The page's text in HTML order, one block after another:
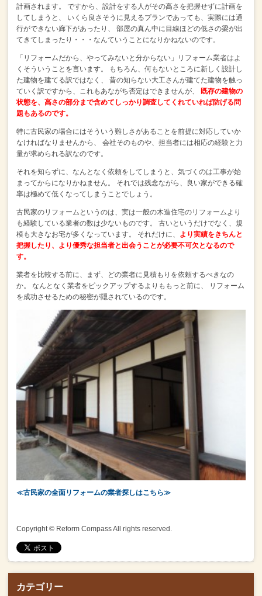
計画されます。
ですから、設計をする人がその高さを把握せずに計画を
してしまうと、
いくら良さそうに見えるプランであっても、実際には通
行ができない廊下があったり、
部屋の真ん中に目線ほどの低さの梁が出
てきてしまったり・・・なんていうことになりかねないのです。
「リフォームだから、やってみないと分からない」リフォーム業者はよ
くそういうことを言います。
もちろん、何もないところに新しく設計し
た建物を建てる訳ではなく、
昔の知らない大工さんが建てた建物を触っ
ていく訳ですから、これもあながち否定はできませんが、
既存の建物の
状態を、高さの部分まで含めてしっかり調査してくれていれば防げる問
題もあるのです。
特に古民家の場合にはそういう難しさがあることを前提に対応していか
なければなりませんから、
会社そのものや、担当者には相応の経験と力
量が求められる訳なのです。
それを知らずに、なんとなく依頼をしてしまうと、気づくのは工事が始
まってからになりかねません。
それでは残念ながら、良い家ができる確
率は極めて低くなってしまうことでしょう。
古民家のリフォームというのは、実は一般の木造住宅のリフォームより
も経験している業者の数は少ないものです。
古いというだけでなく、規
模も大きなお宅が多くなっています。
それだけに、
より実績をきちんと
把握したり、より優秀な担当者と出会うことが必要不可欠となるので
す。
業者を比較する前に、まず、どの業者に見積もりを依頼するべきなの
か。
なんとなく業者をピックアップするよりももっと前に、
リフォーム
を成功させるための秘密が隠されているのです。
≪古民家の全面リフォームの業者探しはこちら≫
Copyright © Reform Compass All rights reserved.
カテゴリー